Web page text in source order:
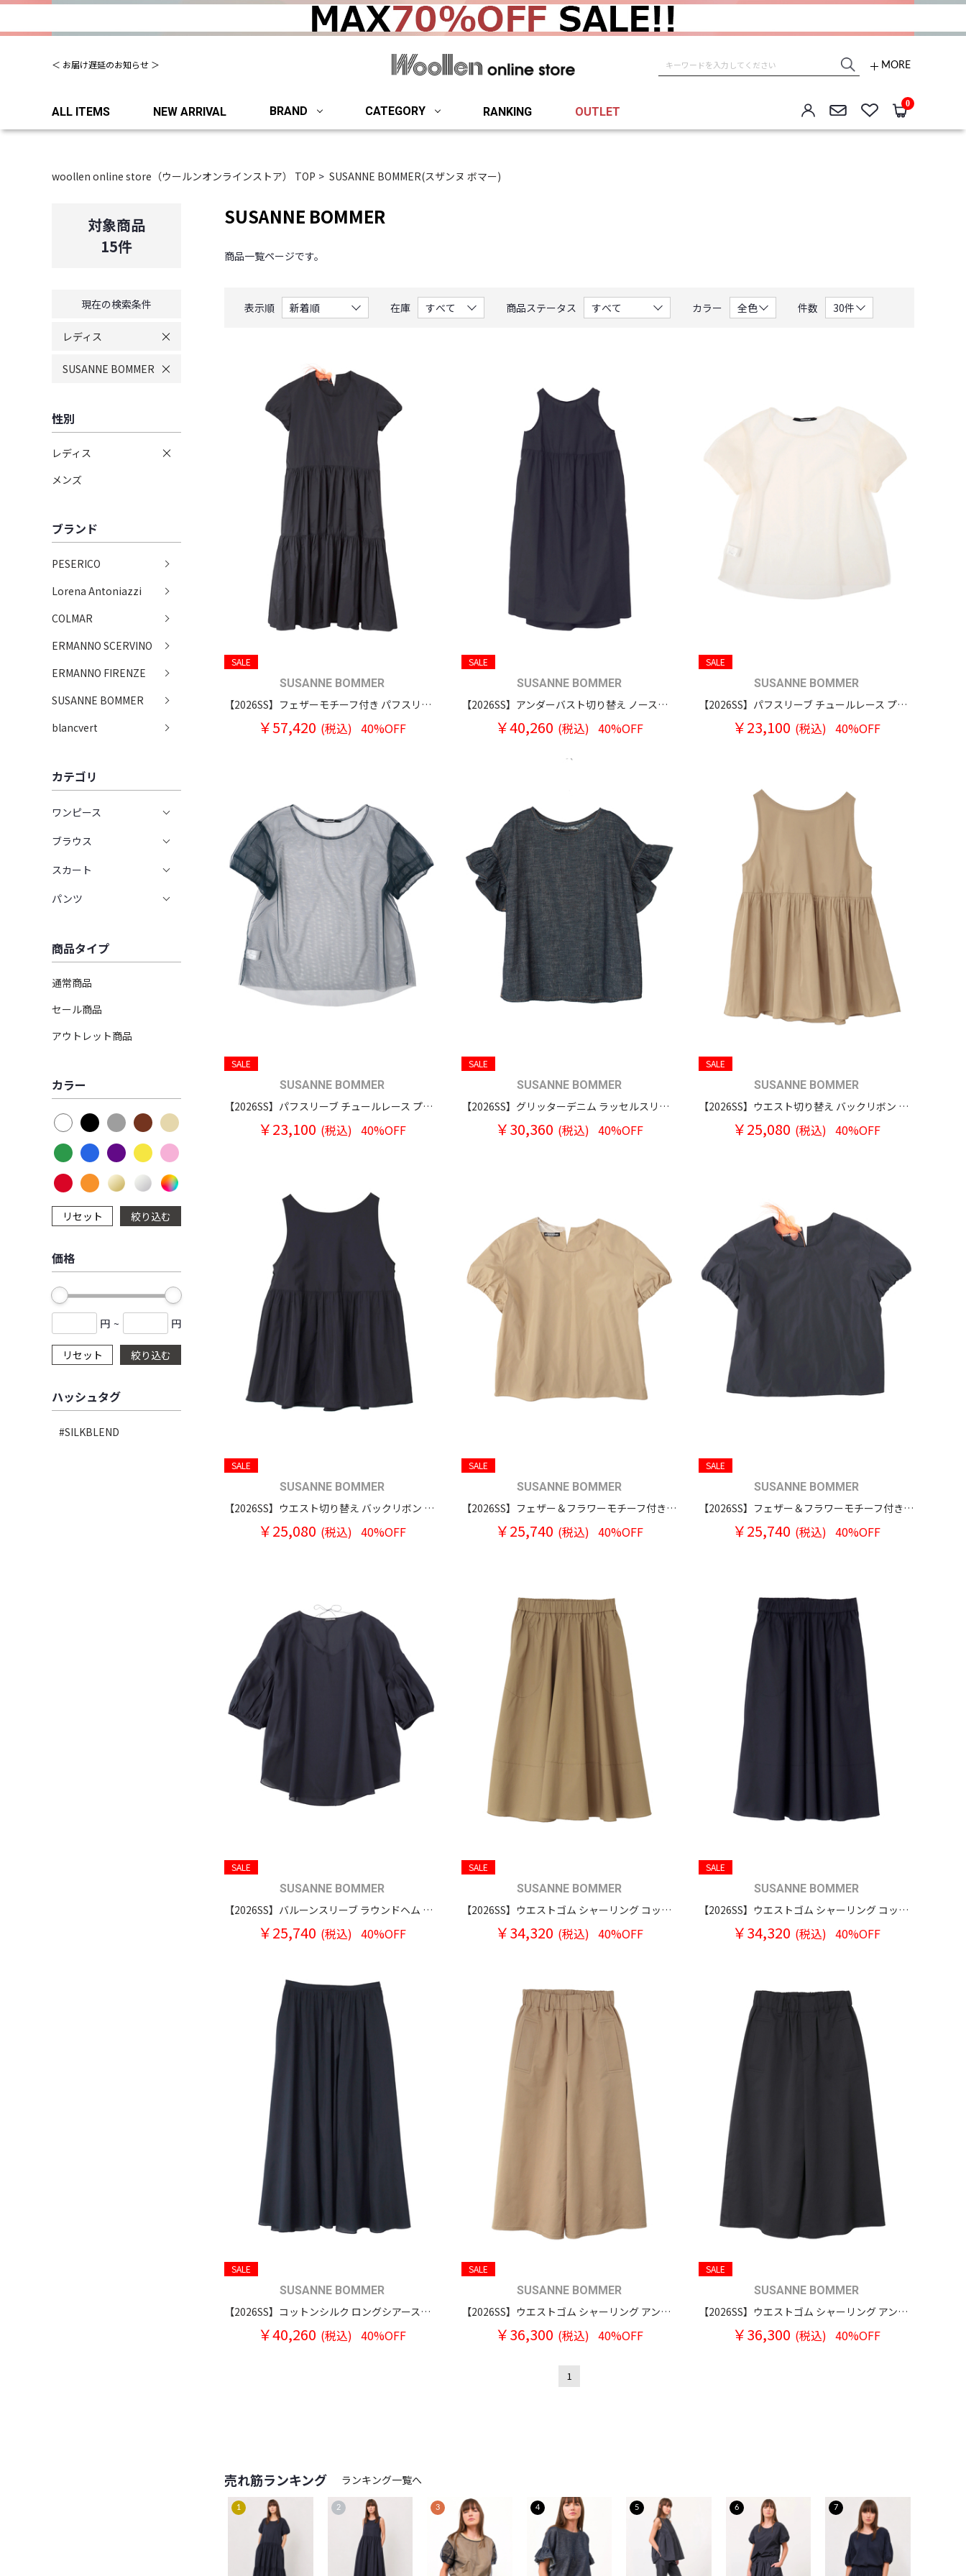
夏季休業について（出荷、お問い合わせ窓口） MORE
ALL ITEMS NEW ARRIVAL BRAND CATEGORY RANKING OUTLET
0
woollen online store（ウールンオンラインストア） TOP SUSANNE BOMMER(スザンヌ ボマー)
対象商品
15件
現在の検索条件
レディス
SUSANNE BOMMER
性別
レディス
メンズ
ブランド
PESERICO
Lorena Antoniazzi
COLMAR
ERMANNO SCERVINO
ERMANNO FIRENZE
SUSANNE BOMMER
blancvert
カテゴリ
ワンピース
ブラウス
スカート
パンツ
商品タイプ
通常商品
セール商品
アウトレット商品
カラー
リセット 絞り込む
価格
円 ~ 円
リセット 絞り込む
ハッシュタグ
#SILKBLEND
SUSANNE BOMMER
商品一覧ページです。
表示順 在庫 商品ステータス カラー 件数
SALE
SUSANNE BOMMER
【2026SS】フェザーモチーフ付き パフスリーブ ティアードロングワンピースドレス
￥57,420 (税込) 40%OFF
SALE
SUSANNE BOMMER
【2026SS】アンダーバスト切り替え ノースリーブ ワンピースドレス
￥40,260 (税込) 40%OFF
SALE
SUSANNE BOMMER
【2026SS】パフスリーブ チュールレース プルオーバーブラウス
￥23,100 (税込) 40%OFF
SALE
SUSANNE BOMMER
【2026SS】パフスリーブ チュールレース プルオーバーブラウス
￥23,100 (税込) 40%OFF
SALE
SUSANNE BOMMER
【2026SS】グリッターデニム ラッセルスリーブ プルオーバーブラウス
￥30,360 (税込) 40%OFF
SALE
SUSANNE BOMMER
【2026SS】ウエスト切り替え バックリボン ノースリーブ トップス
￥25,080 (税込) 40%OFF
SALE
SUSANNE BOMMER
【2026SS】ウエスト切り替え バックリボン ノースリーブ トップス
￥25,080 (税込) 40%OFF
SALE
SUSANNE BOMMER
【2026SS】フェザー＆フラワーモチーフ付き パフスリーブ プルオーバーブラウス
￥25,740 (税込) 40%OFF
SALE
SUSANNE BOMMER
【2026SS】フェザー＆フラワーモチーフ付き パフスリーブ プルオーバーブラウス
￥25,740 (税込) 40%OFF
SALE
SUSANNE BOMMER
【2026SS】バルーンスリーブ ラウンドヘム コットンシルク プルオーバーブラウス
￥25,740 (税込) 40%OFF
SALE
SUSANNE BOMMER
【2026SS】ウエストゴム シャーリング コットンスウィングスカート
￥34,320 (税込) 40%OFF
SALE
SUSANNE BOMMER
【2026SS】ウエストゴム シャーリング コットンスウィングスカート
￥34,320 (税込) 40%OFF
SALE
SUSANNE BOMMER
【2026SS】コットンシルク ロングシアースカート
￥40,260 (税込) 40%OFF
SALE
SUSANNE BOMMER
【2026SS】ウエストゴム シャーリング アンクルワイドパンツ
￥36,300 (税込) 40%OFF
SALE
SUSANNE BOMMER
【2026SS】ウエストゴム シャーリング アンクルワイドパンツ
￥36,300 (税込) 40%OFF
1
売れ筋ランキング ランキング一覧へ
1 2 3 4 5 6 7